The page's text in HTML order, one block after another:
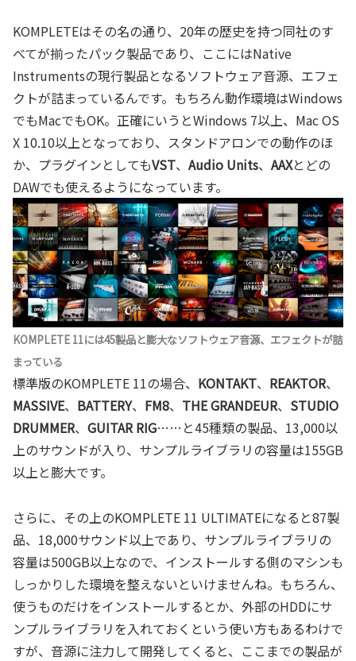
KOMPLETEはその名の通り、20年の歴史を持つ同社のす
べてが揃ったパック製品であり、ここにはNative
Instrumentsの現行製品となるソフトウェア音源、エフェ
クトが詰まっているんです。もちろん動作環境はWindows
でもMacでもOK。正確にいうとWindows 7以上、Mac OS
X 10.10以上となっており、スタンドアロンでの動作のほ
か、プラグインとしてもVST、 Audio Units、 AAXとどの
DAWでも使えるようになっています。
KOMPLETE 11には45製品と膨大なソフトウェア音源、エフェクトが詰
まっている
標準版のKOMPLETE 11の場合、 KONTAKT、 REAKTOR、
MASSIVE、 BATTERY、 FM8、 THE GRANDEUR、 STUDIO
DRUMMER、 GUITAR RIG……と45種類の製品、13,000以
上のサウンドが入り、サンプルライブラリの容量は155GB
以上と膨大です。
さらに、その上のKOMPLETE 11 ULTIMATEになると87製
品、18,000サウンド以上であり、サンプルライブラリの
容量は500GB以上なので、インストールする側のマシンも
しっかりした環境を整えないといけませんね。もちろん、
使うものだけをインストールするとか、外部のHDDにサ
ンプルライブラリを入れておくという使い方もあるわけで
すが、音源に注力して開発してくると、ここまでの製品が